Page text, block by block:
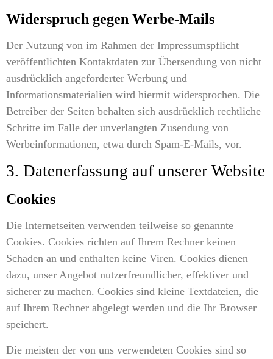
Widerspruch gegen Werbe-Mails
Der Nutzung von im Rahmen der Impressumspflicht
veröffentlichten Kontaktdaten zur Übersendung von nicht
ausdrücklich angeforderter Werbung und
Informationsmaterialien wird hiermit widersprochen. Die
Betreiber der Seiten behalten sich ausdrücklich rechtliche
Schritte im Falle der unverlangten Zusendung von
Werbeinformationen, etwa durch Spam-E-Mails, vor.
3. Datenerfassung auf unserer Website
Cookies
Die Internetseiten verwenden teilweise so genannte
Cookies. Cookies richten auf Ihrem Rechner keinen
Schaden an und enthalten keine Viren. Cookies dienen
dazu, unser Angebot nutzerfreundlicher, effektiver und
sicherer zu machen. Cookies sind kleine Textdateien, die
auf Ihrem Rechner abgelegt werden und die Ihr Browser
speichert.
Die meisten der von uns verwendeten Cookies sind so